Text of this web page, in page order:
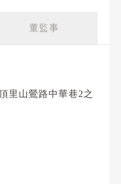
董監事
里山鶯路中華巷2之